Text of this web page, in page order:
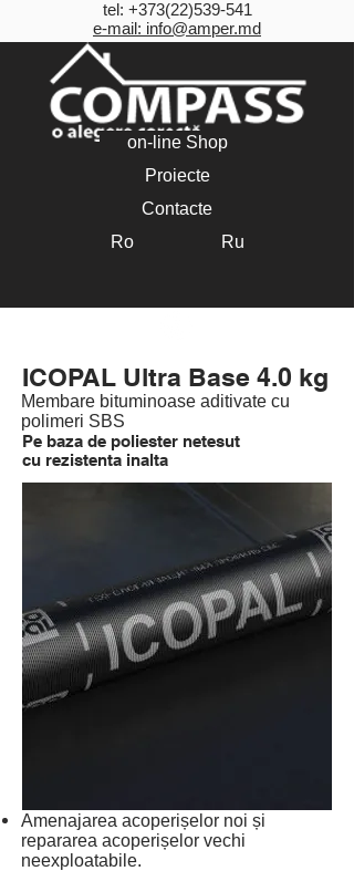
tel: +373(22)539-541
e-mail: info@amper.md
on-line Shop
Proiecte
Contacte
Ro
Ru
ICOPAL Ultra Base 4.0 kg
Membare bituminoase aditivate cu
polimeri SBS
Pe baza de poliester netesut
cu rezistenta inalta
Amenajarea acoperișelor noi și
repararea acoperișelor vechi
neexploatabile.